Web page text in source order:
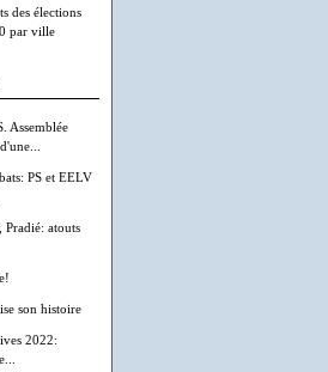
des élections
par ville
Assemblée
PS et EELV
Pradié: atouts
son histoire
2022: